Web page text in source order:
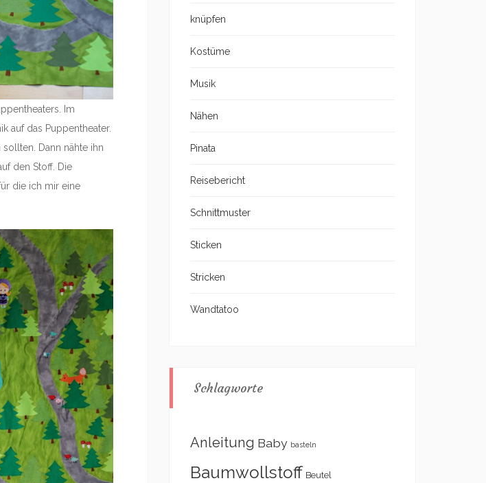
Im
auf das Puppentheater.
Dann nähte ihn
den Stoff. Die
die ich mir eine
knüpfen
Kostüme
Musik
Nähen
Pinata
Reisebericht
Schnittmuster
Sticken
Stricken
Wandtatoo
Schlagworte
Anleitung Baby basteln
Baumwollstoff Beutel